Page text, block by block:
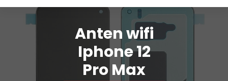
Anten wifi
Iphone 12
Pro Max